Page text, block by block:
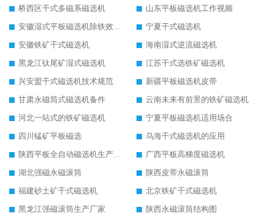
桥西区干式多磁系磁选机
山东平板磁选机工作视频
安徽湿式平板磁选机除铁效果怎么样
宁夏干式磁选机
安徽铁矿干式磁选机
海南湿式逆流磁选机
黑龙江钛尾矿湿式磁选机
江苏干式选铁矿磁选机
兴安盟干式磁选机技术规范
新疆平板磁选机皮带
甘肃永磁筒式磁选机备件
云南未来有前景的铁矿磁选机
河北一站式的铁矿磁选机
宁夏平板磁选机适用场合
四川锰矿平板磁选
乌海干式磁选机的应用
陕西平板全自动磁选机生产厂家
广西平板高梯度磁选机
湖北强磁永磁滚筒
陕西皮带永磁滚筒
福建砂土矿干式磁选机
北京铁矿干式磁选机
黑龙江强磁滚筒生产厂家
陕西永磁滚筒结构图